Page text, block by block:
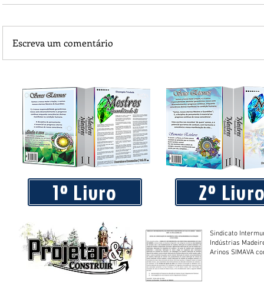
Piá Lava Jato, de Juara, torna público que requereu
Instalação e Operação
Escreva um comentário
1º Livro 2º
Sindicato
Indústrias
Arinos SIMAVA convoca à